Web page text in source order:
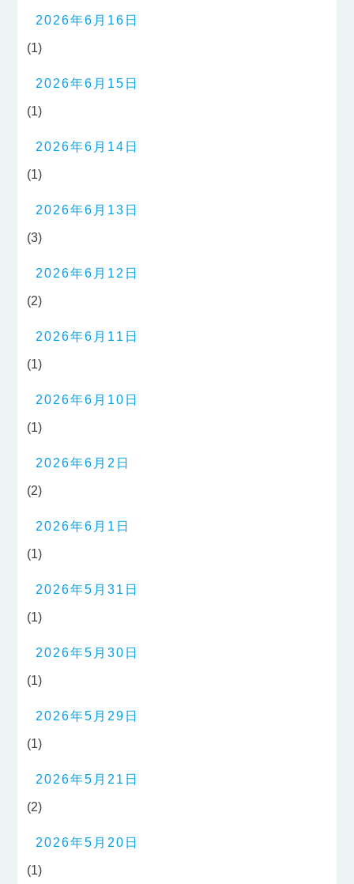
2026年6月16日
(1)
2026年6月15日
(1)
2026年6月14日
(1)
2026年6月13日
(3)
2026年6月12日
(2)
2026年6月11日
(1)
2026年6月10日
(1)
2026年6月2日
(2)
2026年6月1日
(1)
2026年5月31日
(1)
2026年5月30日
(1)
2026年5月29日
(1)
2026年5月21日
(2)
2026年5月20日
(1)